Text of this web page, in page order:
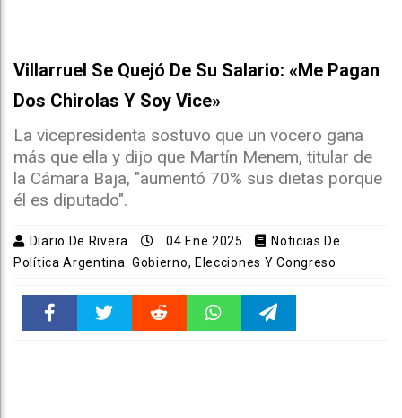
Villarruel Se Quejó De Su Salario: «Me Pagan
Dos Chirolas Y Soy Vice»
La vicepresidenta sostuvo que un vocero gana
más que ella y dijo que Martín Menem, titular de
la Cámara Baja, "aumentó 70% sus dietas porque
él es diputado".
Diario De Rivera 04 Ene 2025
Noticias De
Política Argentina: Gobierno, Elecciones Y Congreso